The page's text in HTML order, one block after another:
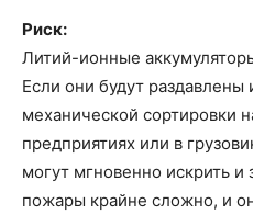
Риск:
Литий-ионные
Если они будут
механической сортировки
предприятиях или в
могут мгновенно искрить и
пожары крайне сложно, и